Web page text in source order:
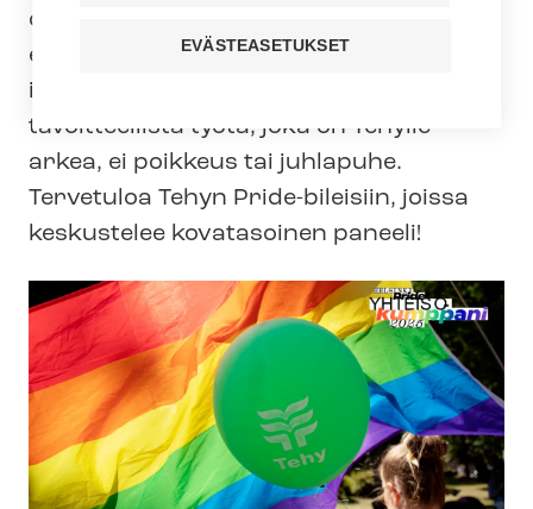
on juhla, mutta samalla muistutus siitä,
että yhdenvertaisuus ei ole
itsestäänselvyys. Se vaatii jatkuvaa ja
tavoitteellista työtä, joka on Tehylle
arkea, ei poikkeus tai juhlapuhe.
Tervetuloa Tehyn Pride-bileisiin, joissa
keskustelee kovatasoinen paneeli!
EVÄSTEASETUKSET